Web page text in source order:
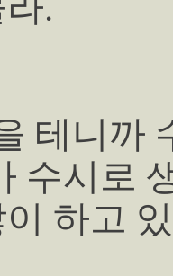
테니까
수시로
하고